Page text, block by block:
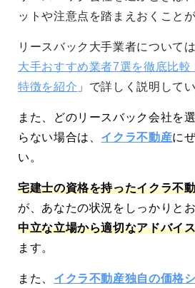
ットや注意点を踏まえおくこと
リースバック大手業者については
大手おすすめ業者7選を徹底比
特徴を紹介 」で詳しく説明してい
また、どのリースバック会社を
らない場合は、 イクラ不動産に
い。
宅建士の資格を持ったイクラ不
が、あなたの状況をしっかりと
中立な立場から適切なアドバイ
ます。
また、 イクラ不動産独自の価格